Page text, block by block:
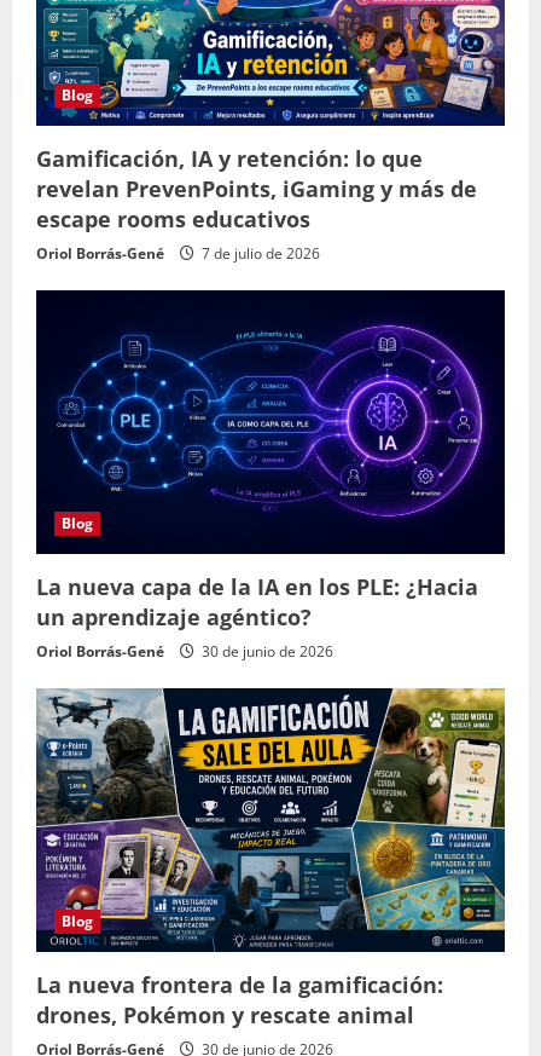
Blog
Gamificación, IA y retención: lo que
revelan PrevenPoints, iGaming y más de
escape rooms educativos
Oriol Borrás-Gené 7 de julio de 2026
Blog
La nueva capa de la IA en los PLE: ¿Hacia
un aprendizaje agéntico?
Oriol Borrás-Gené 30 de junio de 2026
Blog
La nueva frontera de la gamificación:
drones, Pokémon y rescate animal
Oriol Borrás-Gené 30 de junio de 2026